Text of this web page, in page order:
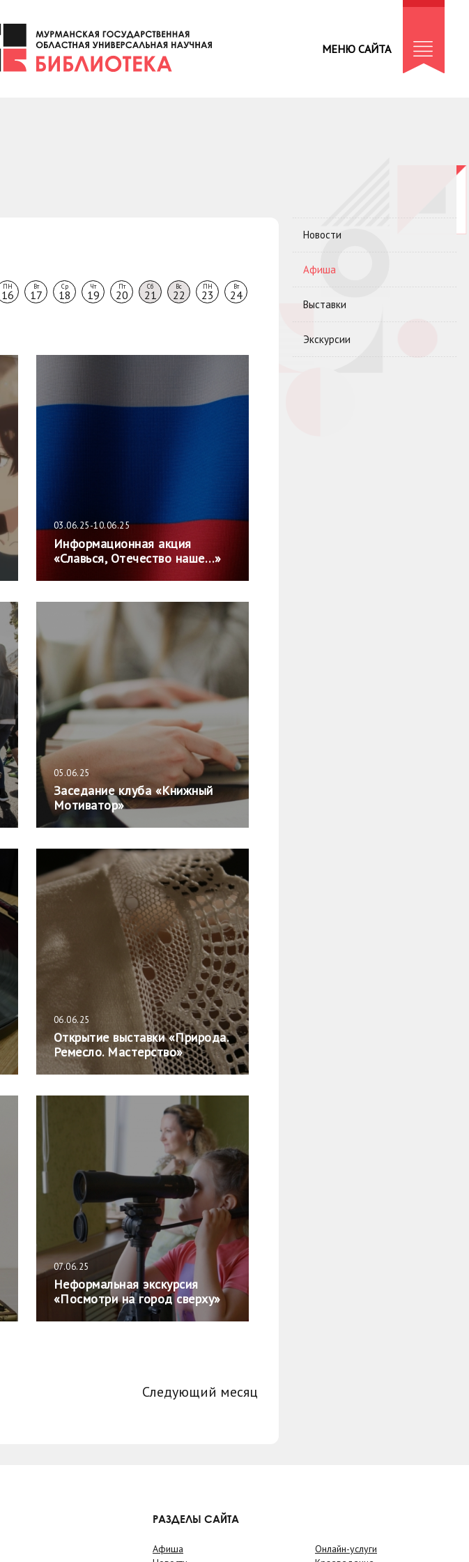
МЕНЮ САЙТА
ПН
16
Вт
17
Ср
18
Чт
19
Пт
20
Сб
21
Вс
22
ПН
23
Вт
24
03.06.25-10.06.25
Информационная акция
«Славься, Отечество наше…»
05.06.25
Заседание клуба «Книжный
Мотиватор»
06.06.25
Открытие выставки «Природа.
Ремесло. Мастерство»
07.06.25
Неформальная экскурсия
«Посмотри на город сверху»
Следующий месяц
Новости
Афиша
Выставки
Экскурсии
РАЗДЕЛЫ САЙТА
Афиша
Онлайн-услуги